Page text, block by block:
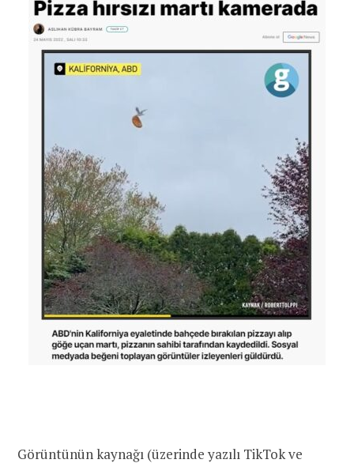
Görüntünün kaynağı (üzerinde yazılı TikTok ve